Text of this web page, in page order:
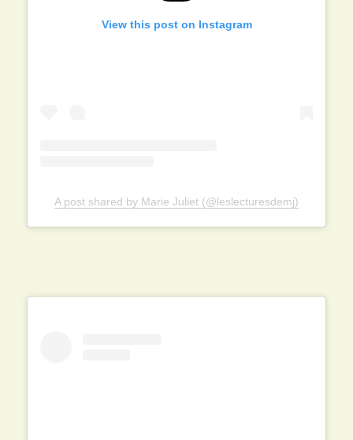
View this post on Instagram
A post shared by Marie Juliet (@leslecturesdemj)